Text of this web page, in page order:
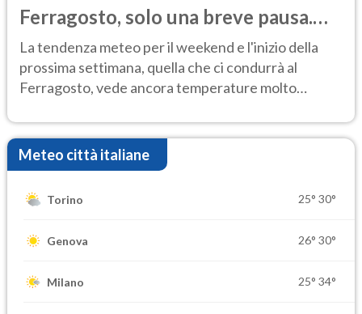
Ferragosto, solo una breve pausa.
Ecco dove
La tendenza meteo per il weekend e l'inizio della
prossima settimana, quella che ci condurrà al
Ferragosto, vede ancora temperature molto
Meteo città italiane
Torino 25° 30°
Genova 26° 30°
Milano 25° 34°